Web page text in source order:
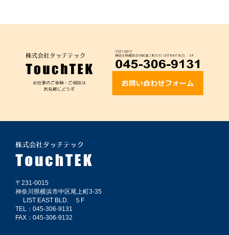
〒231-0015
神奈川県横浜市中区尾上町3-35
LIST EAST BLD. ５F
TEL：045-306-9131
FAX：045-306-9132